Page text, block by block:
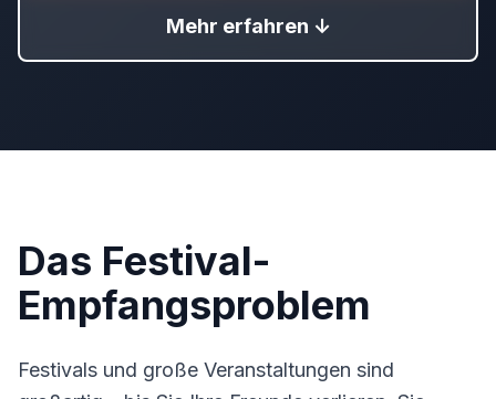
Mehr erfahren ↓
Das Festival-
Empfangsproblem
Festivals und große Veranstaltungen sind